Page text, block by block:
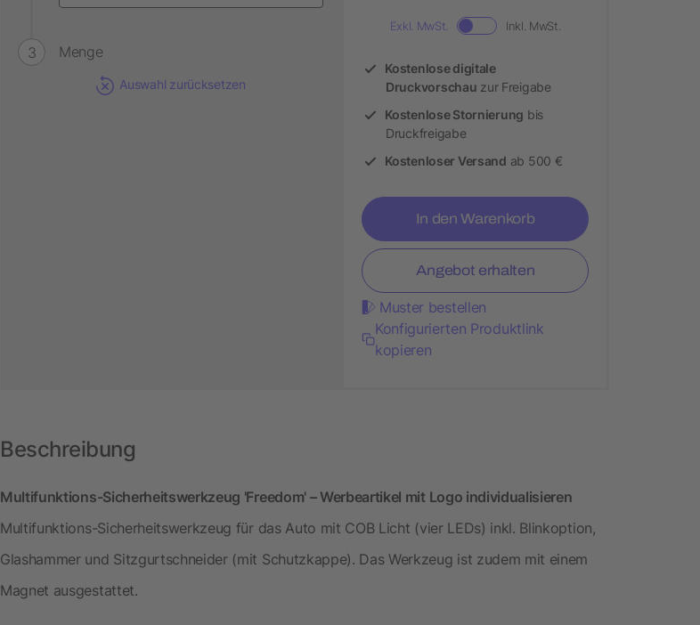
Menge
Auswahl zurücksetzen
Exkl. MwSt. Inkl. MwSt.
Kostenlose digitale
Druckvorschau zur Freigabe
Kostenlose Stornierung bis
Druckfreigabe
Kostenloser Versand ab 500 €
In den Warenkorb
Angebot erhalten
Muster bestellen
Konfigurierten Produktlink
kopieren
Beschreibung
Multifunktions-Sicherheitswerkzeug 'Freedom' – Werbeartikel mit Logo individualisieren
Multifunktions-Sicherheitswerkzeug für das Auto mit COB Licht (vier LEDs) inkl. Blinkoption,
Glashammer und Sitzgurtschneider (mit Schutzkappe). Das Werkzeug ist zudem mit einem
Magnet ausgestattet.